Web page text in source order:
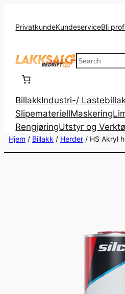
PrivatkundeKundeserviceBli
Search
BillakkIndustri-/
SlipemateriellMaskering
RengjøringUtstyr og
Hjem/ Billakk / Herder/ HS Akryl